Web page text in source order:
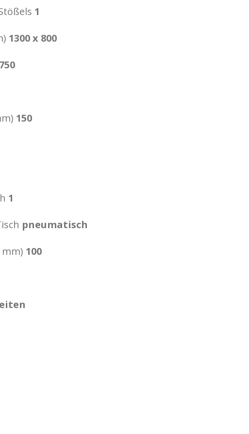
1
1300 x 800
150
1
pneumatisch
100